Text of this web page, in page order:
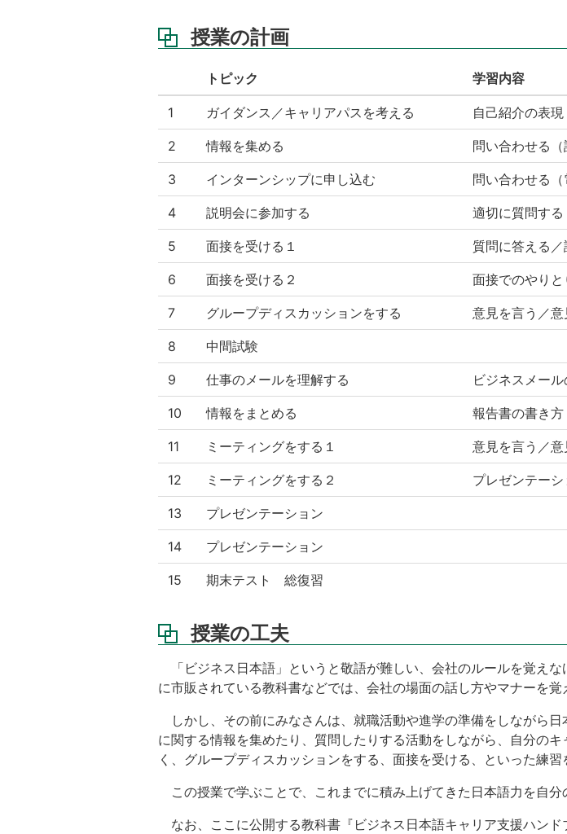
授業の計画
トピック 学習内容
1 ガイダンス／キャリアパスを考える 自己紹介の表現
2 情報を集める 問い合わせる
3 インターンシップに申し込む 問い合わせる
4 説明会に参加する 適切に質問する
5 面接を受ける１ 質問に答える／
6 面接を受ける２ 面接でのやりと
7 グループディスカッションをする 意見を言う／意
8 中間試験
9 仕事のメールを理解する ビジネスメー
10 情報をまとめる 報告書の書き方
11 ミーティングをする１ 意見を言う／意
12 ミーティングをする２ プレゼンテー
13 プレゼンテーション
14 プレゼンテーション
15 期末テスト 総復習
授業の工夫
「ビジネス日本語」というと敬語が難しい、会社のルールを覚え
に市販されている教科書などでは、会社の場面の話し方やマナーを覚
しかし、その前にみなさんは、就職活動や進学の準備をしながら
に関する情報を集めたり、質問したりする活動をしながら、自分の
く、グループディスカッションをする、面接を受ける、といった練
この授業で学ぶことで、これまでに積み上げてきた日本語力を自分
なお、ここに公開する教科書『ビジネス日本語キャリア支援ハン